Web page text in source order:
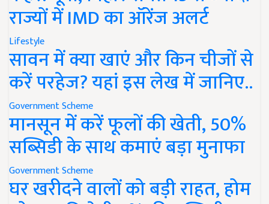
राज्यों में IMD का ऑरेंज अलर्ट
Lifestyle
सावन में क्या खाएं और किन चीजों से
करें परहेज? यहां इस लेख में जानिए..
Government Scheme
मानसून में करें फूलों की खेती, 50%
सब्सिडी के साथ कमाएं बड़ा मुनाफा
Government Scheme
घर खरीदने वालों को बड़ी राहत, होम